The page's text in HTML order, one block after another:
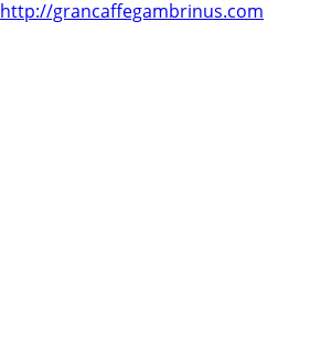
http://grancaffegambrinus.com